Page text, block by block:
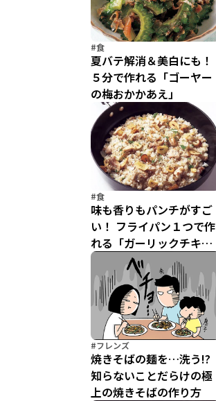
#食
夏バテ解消＆美白にも！
５分で作れる「ゴーヤー
の梅おかかあえ」
#食
味も香りもパンチがすご
い！ フライパン１つで作
れる「ガーリックチキン
ライス」
#フレンズ
焼きそばの麺を…洗う!?
知らないことだらけの極
上の焼きそばの作り方